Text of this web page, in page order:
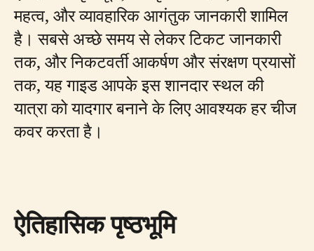
महत्व, और व्यावहारिक आगंतुक जानकारी शामिल
है। सबसे अच्छे समय से लेकर टिकट जानकारी
तक, और निकटवर्ती आकर्षण और संरक्षण प्रयासों
तक, यह गाइड आपके इस शानदार स्थल की
यात्रा को यादगार बनाने के लिए आवश्यक हर चीज
कवर करता है।
ऐतिहासिक पृष्ठभूमि